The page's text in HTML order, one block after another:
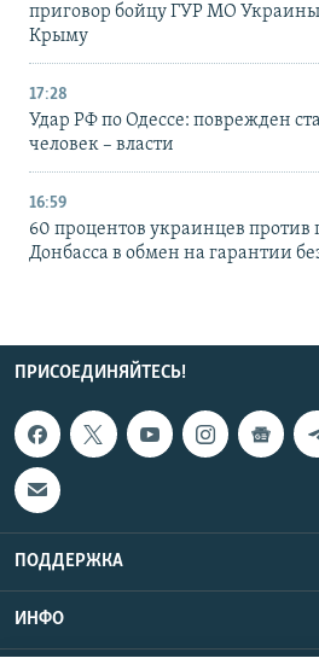
приговор бойцу ГУР МО
Крыму
17:28
Удар РФ по Одессе: поврежден
человек – власти
16:59
60 процентов украинцев против
Донбасса в обмен на гарантии
ПРИСОЕДИНЯЙТЕСЬ!
ПОДДЕРЖКА
ИНФО